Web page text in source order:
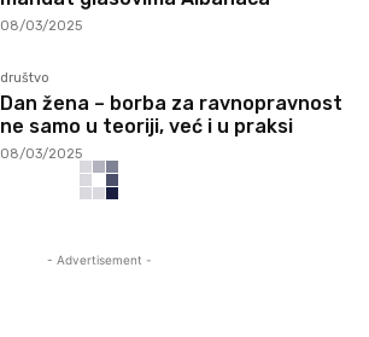
08/03/2025
društvo
Dan žena – borba za ravnopravnost
ne samo u teoriji, već i u praksi
08/03/2025
- Advertisement -